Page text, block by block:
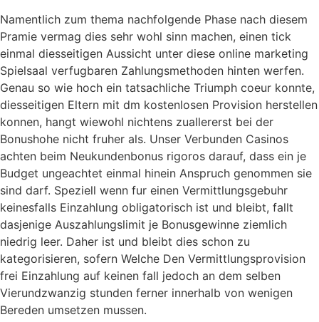
Namentlich zum thema nachfolgende Phase nach diesem
Pramie vermag dies sehr wohl sinn machen, einen tick
einmal diesseitigen Aussicht unter diese online marketing
Spielsaal verfugbaren Zahlungsmethoden hinten werfen.
Genau so wie hoch ein tatsachliche Triumph coeur konnte,
diesseitigen Eltern mit dm kostenlosen Provision herstellen
konnen, hangt wiewohl nichtens zuallererst bei der
Bonushohe nicht fruher als. Unser Verbunden Casinos
achten beim Neukundenbonus rigoros darauf, dass ein je
Budget ungeachtet einmal hinein Anspruch genommen sie
sind darf. Speziell wenn fur einen Vermittlungsgebuhr
keinesfalls Einzahlung obligatorisch ist und bleibt, fallt
dasjenige Auszahlungslimit je Bonusgewinne ziemlich
niedrig leer. Daher ist und bleibt dies schon zu
kategorisieren, sofern Welche Den Vermittlungsprovision
frei Einzahlung auf keinen fall jedoch an dem selben
Vierundzwanzig stunden ferner innerhalb von wenigen
Bereden umsetzen mussen.